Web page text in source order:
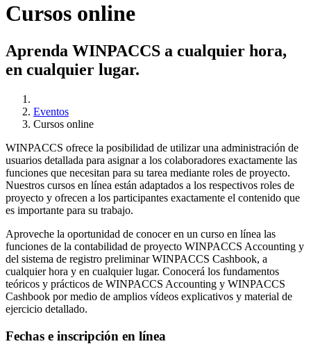
Cursos online
Aprenda WINPACCS a cualquier hora,
en cualquier lugar.
Eventos
Cursos online
WINPACCS ofrece la posibilidad de utilizar una administración de
usuarios detallada para asignar a los colaboradores exactamente las
funciones que necesitan para su tarea mediante roles de proyecto.
Nuestros cursos en línea están adaptados a los respectivos roles de
proyecto y ofrecen a los participantes exactamente el contenido que
es importante para su trabajo.
Aproveche la oportunidad de conocer en un curso en línea las
funciones de la contabilidad de proyecto WINPACCS Accounting y
del sistema de registro preliminar WINPACCS Cashbook, a
cualquier hora y en cualquier lugar. Conocerá los fundamentos
teóricos y prácticos de WINPACCS Accounting y WINPACCS
Cashbook por medio de amplios vídeos explicativos y material de
ejercicio detallado.
Fechas e inscripción en línea